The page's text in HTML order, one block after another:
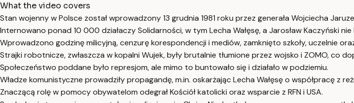
What the video covers
Stan wojenny w Polsce został wprowadzony 13 grudnia 1981 roku przez generała Wojciecha
Internowano ponad 10 000 działaczy Solidarności, w tym Lecha Wałęsę, a Jarosław Kaczyński
Wprowadzono godzinę milicyjną, cenzurę korespondencji i mediów, zamknięto szkoły, uczelnie
Strajki robotnicze, zwłaszcza w kopalni Wujek, były brutalnie tłumione przez wojsko i ZOMO, co
Społeczeństwo poddane było represjom, ale mimo to buntowało się i działało w podziemiu.
Władze komunistyczne prowadziły propagandę, m.in. oskarżając Lecha Wałęsę o współpracę z
Znaczącą rolę w pomocy obywatelom odegrał Kościół katolicki oraz wsparcie z RFN i USA.